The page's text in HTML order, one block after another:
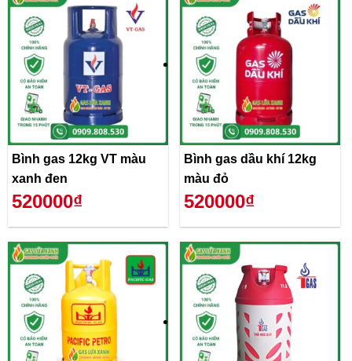
Bình gas 12kg VT màu
xanh đen
520000₫
Bình gas dầu khí 12kg
màu đỏ
520000₫